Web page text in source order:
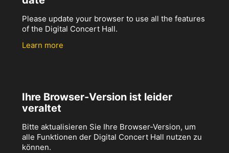
Please update your browser to use all the features
of the Digital Concert Hall.
Learn more
Ihre Browser-Version ist leider
veraltet
Bitte aktualisieren Sie Ihre Browser-Version, um
alle Funktionen der Digital Concert Hall nutzen zu
können.